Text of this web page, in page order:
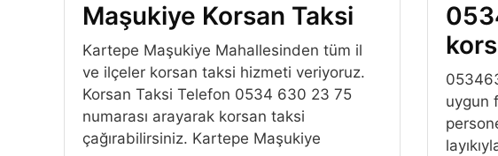
Maşukiye Korsan Taksi
Kartepe Maşukiye Mahallesinden tüm il
ve ilçeler korsan taksi hizmeti veriyoruz.
Korsan Taksi Telefon 0534 630 23 75
numarası arayarak korsan taksi
çağırabilirsiniz. Kartepe Maşukiye
uygun